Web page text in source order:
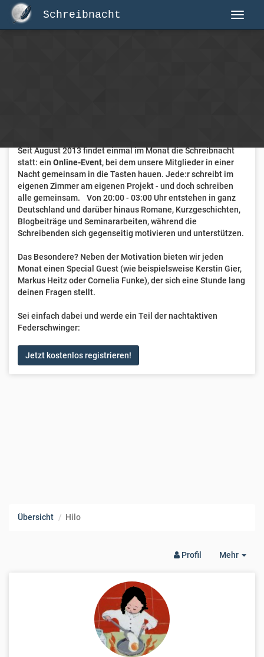
Schreibnacht
Seit August 2013 findet einmal im Monat die Schreibnacht
statt: ein Online-Event, bei dem unsere Mitglieder in einer
Nacht gemeinsam in die Tasten hauen. Jede:r schreibt im
eigenen Zimmer am eigenen Projekt - und doch schreiben
alle gemeinsam. Von 20:00 - 03:00 Uhr entstehen in ganz
Deutschland und darüber hinaus Romane, Kurzgeschichten,
Blogbeiträge und Seminararbeiten, während die
Schreibenden sich gegenseitig motivieren und unterstützen.
Das Besondere? Neben der Motivation bieten wir jeden
Monat einen Special Guest (wie beispielsweise Kerstin Gier,
Markus Heitz oder Cornelia Funke), der sich eine Stunde lang
deinen Fragen stellt.
Sei einfach dabei und werde ein Teil der nachtaktiven
Federschwinger:
Jetzt kostenlos registrieren!
Übersicht Hilo
Mehr
Profil